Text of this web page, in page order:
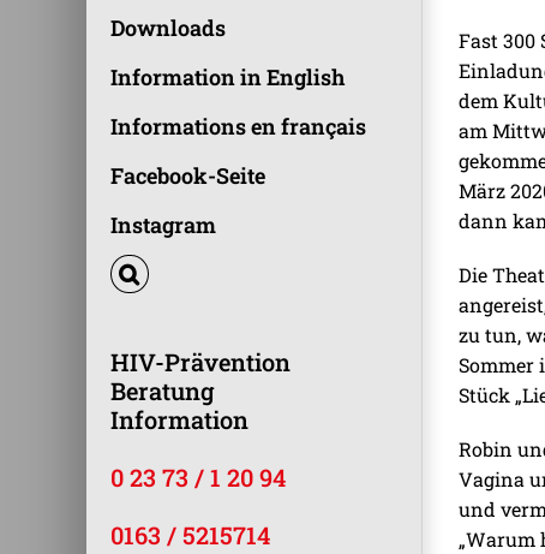
Downloads
Information in English
Informations en français
Facebook-Seite
Instagram
HIV-Prävention
Beratung
Information
0 23 73 / 1 20 94
0163 / 5215714
Fast 300
dem
am
März
dann
Die
zu tun,
Sommer
Stück
Robin
Vagina
und
„Warum